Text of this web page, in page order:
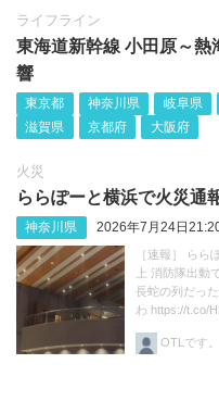
ライフライン
東海道新幹線 小田原～熱
響
東京都 神奈川県 岐阜県
滋賀県
京都府 大阪府
火災
ららぽーと横浜で火災通
神奈川県 2026年7月24日
［速報］ らら
上 消防隊出動
長蛇の列だっ
わ https://t.co/
OTLです。